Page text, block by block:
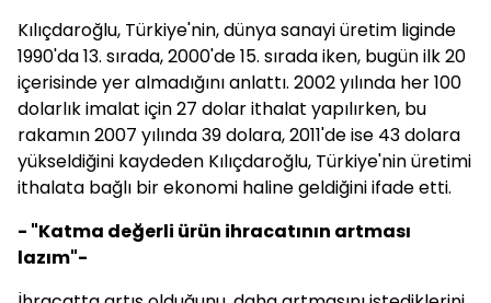
Kılıçdaroğlu, Türkiye'nin, dünya sanayi üretim liginde
1990'da 13. sırada, 2000'de 15. sırada iken, bugün ilk 20
içerisinde yer almadığını anlattı. 2002 yılında her 100
dolarlık imalat için 27 dolar ithalat yapılırken, bu
rakamın 2007 yılında 39 dolara, 2011'de ise 43 dolara
yükseldiğini kaydeden Kılıçdaroğlu, Türkiye'nin üretimi
ithalata bağlı bir ekonomi haline geldiğini ifade etti.
- "Katma değerli ürün ihracatının artması
lazım"-